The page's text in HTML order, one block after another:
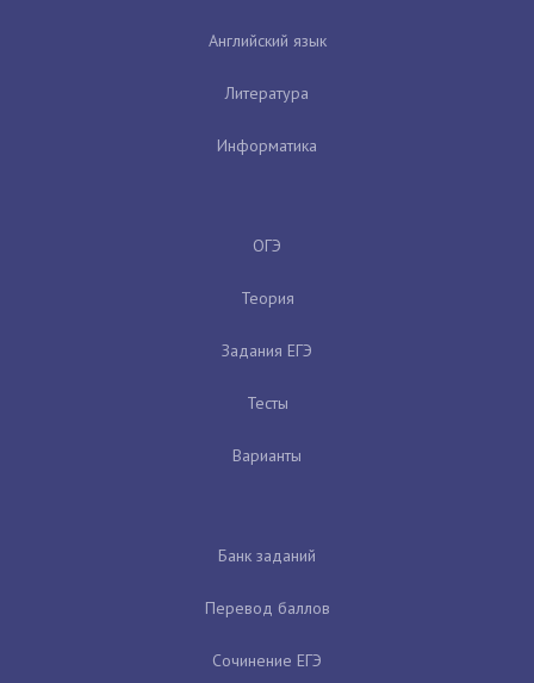
Английский язык
Литература
Информатика
ОГЭ
Теория
Задания ЕГЭ
Тесты
Варианты
Банк заданий
Перевод баллов
Сочинение ЕГЭ